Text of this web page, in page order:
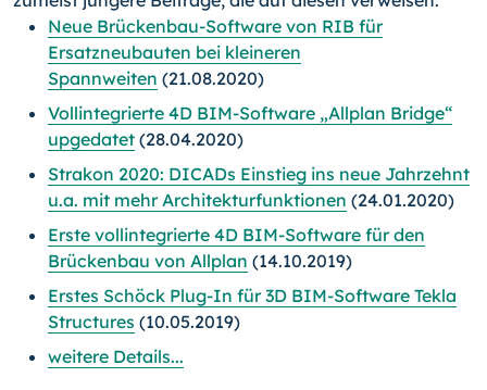
Neue Brückenbau-Software von RIB für
Ersatzneubauten bei kleineren
Spannweiten (21.08.2020)
Vollintegrierte 4D BIM-Software „Allplan Bridge“
upgedatet (28.04.2020)
Strakon 2020: DICADs Einstieg ins neue Jahrzehnt
u.a. mit mehr Architekturfunktionen (24.01.2020)
Erste vollintegrierte 4D BIM-Software für den
Brückenbau von Allplan (14.10.2019)
Erstes Schöck Plug-In für 3D BIM-Software Tekla
Structures (10.05.2019)
weitere Details...